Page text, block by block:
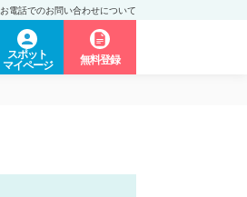
お電話でのお問い合わせについて
スポット
マイページ
無料登録